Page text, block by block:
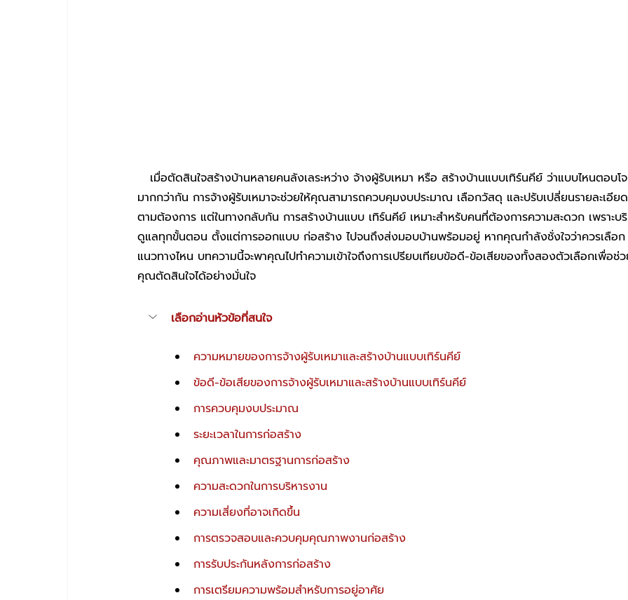
มากกว่ากัน การจ้างผู้รับเหมาจะช่วยให้คุณสามารถควบคุมงบประมาณ เลือกวัสดุ และปรับเปลี่ยนรายละเอีย
ตามต้องการ แต่ในทางกลับกัน การสร้างบ้านแบบ เทิร์นคีย์ เหมาะสำหรับคนที่ต้องการความสะดวก เพราะบ
ดูแลทุกขั้นตอน ตั้งแต่การออกแบบ ก่อสร้าง ไปจนถึงส่งมอบบ้านพร้อมอยู่ หากคุณกำลังชั่งใจว่าควรเลือก
แนวทางไหน บทความนี้จะพาคุณไปทำความเข้าใจถึงการเปรียบเทียบข้อดี-ข้อเสียของทั้งสองตัวเลือกเพื่อช่ว
คุณตัดสินใจได้อย่างมั่นใจ
เลือกอ่านหัวข้อที่สนใจ
ความหมายของการจ้างผู้รับเหมาและสร้างบ้านแบบเทิร์นคีย์
ข้อดี-ข้อเสียของการจ้างผู้รับเหมาและสร้างบ้านแบบเทิร์นคีย์
การควบคุมงบประมาณ
ระยะเวลาในการก่อสร้าง
คุณภาพและมาตรฐานการก่อสร้าง
ความสะดวกในการบริหารงาน
ความเสี่ยงที่อาจเกิดขึ้น
การตรวจสอบและควบคุมคุณภาพงานก่อสร้าง
การรับประกันหลังการก่อสร้าง
การเตรียมความพร้อมสำหรับการอยู่อาศัย